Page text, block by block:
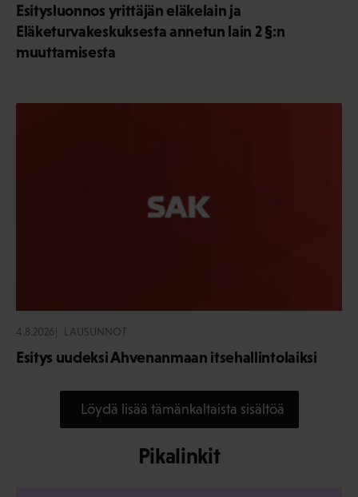
Esitysluonnos yrittäjän eläkelain ja
Eläketurvakeskuksesta annetun lain 2 §:n
muuttamisesta
4.8.2026 LAUSUNNOT
Esitys uudeksi Ahvenanmaan itsehallintolaiksi
Löydä lisää tämänkaltaista sisältöä
Pikalinkit